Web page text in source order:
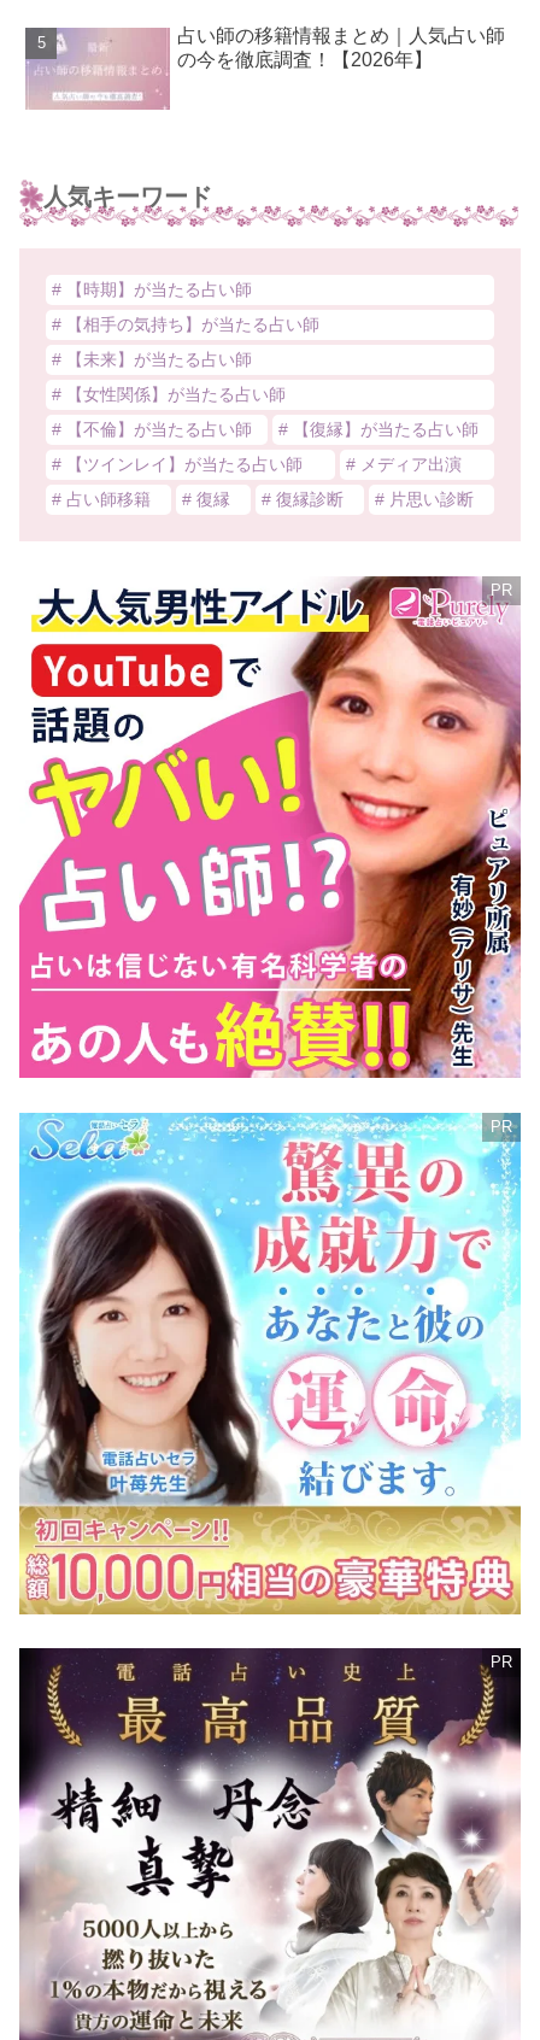
占い師の移籍情報まとめ｜人気占い師
の今を徹底調査！【2026年】
人気キーワード
# 【時期】が当たる占い師
# 【相手の気持ち】が当たる占い師
# 【未来】が当たる占い師
# 【女性関係】が当たる占い師
# 【不倫】が当たる占い師
# 【復縁】が当たる占い師
# 【ツインレイ】が当たる占い師
# メディア出演
# 占い師移籍
# 復縁 # 復縁診断 # 片思い診断